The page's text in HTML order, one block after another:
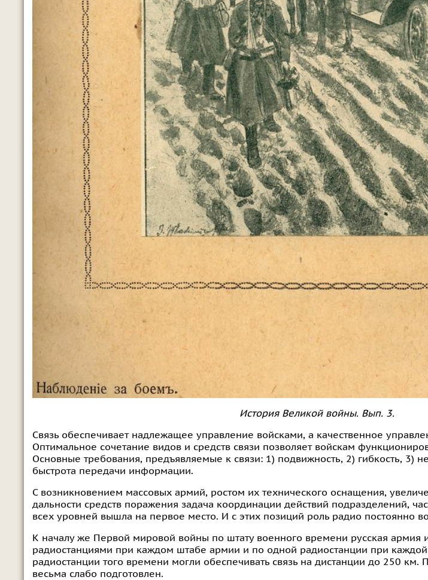
История Великой войны. Вып. 3.
Связь обеспечивает надлежащее управление войсками, а качественное
Оптимальное сочетание видов и средств связи позволяет войскам
Основные требования, предъявляемые к связи: 1) подвижность, 2) гибкость, 3)
быстрота передачи информации.
С возникновением массовых армий, ростом их технического оснащения,
дальности средств поражения задача координации действий подразделений,
всех уровней вышла на первое место. И с этих позиций роль радио постоянно
К началу же Первой мировой войны по штату военного времени русская армия
радиостанциями при каждом штабе армии и по одной радиостанции при
радиостанции того времени могли обеспечивать связь на дистанции до 250 км.
весьма слабо подготовлен.